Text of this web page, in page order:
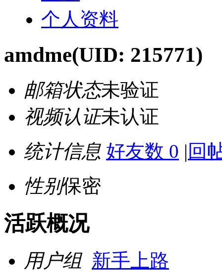
个人资料
amdme(UID: 215771)
邮箱状态未验证
视频认证未认证
统计信息 好友数 0 | 回
性别保密
活跃概况
用户组 新手上路